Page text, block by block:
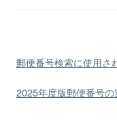
郵便番号検索に使用さ
2025年度版郵便番号の